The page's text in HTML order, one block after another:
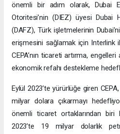
önemli bir adım olarak, Dubai
Otoritesi’nin (DIEZ) üyesi Dubai
(DAFZ), Türk işletmelerinin
erişmesini sağlamak için Interlink
CEPA’nın ticareti artırma,
ekonomik refahı destekleme
Eylül 2023’te yürürlüğe giren
milyar dolara çıkarmayı
önemli ticaret ortaklarından biri
2023’te 19 milyar dolarlık